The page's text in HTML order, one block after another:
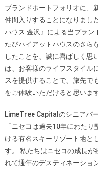
ブランドポートフォリオに、
仲間入りすることになりまし
ハウス 金沢』による当ブラ
たびハイアットハウスのさら
したことを、誠に喜ばしく思
は、お客様のライフスタイル
スを提供することで、旅先で
をご体験いただけると思いま
LimeTree Capitalのシニアパ
「ニセコは過去10年にわた
ける有名スキーリゾート地と
す。 私たちはニセコの成長が
れて通年のデスティネーショ